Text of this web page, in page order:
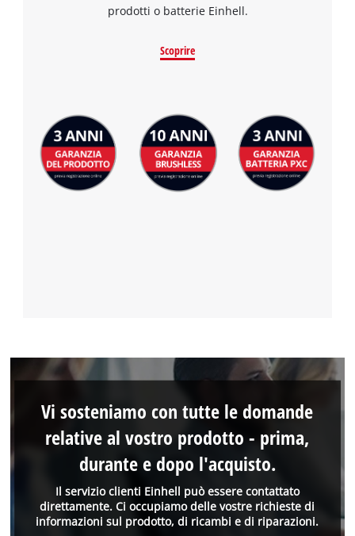
prodotti o batterie Einhell.
Scoprire
Il servizio clienti Einhell può essere contattato
direttamente. Ci occupiamo delle vostre richieste di
informazioni sul prodotto, di ricambi e di riparazioni.
Vi sosteniamo con tutte le domande
relative al vostro prodotto - prima,
durante e dopo l'acquisto.